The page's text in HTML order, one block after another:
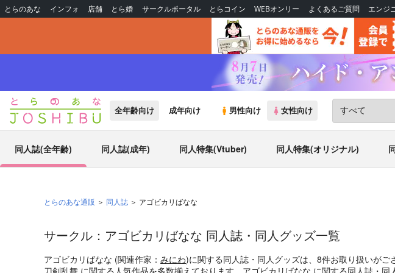
とらのあな インフォ 店舗 とら婚 サークルポータル とらコイン WEBオンリー よくあるご質問 エンジ
全年齢向け 成年向け 男性向け 女性向け
同人誌(全年齢) 同人誌(成年) 同人特集(Vtuber) 同人特集(オリジナル)
とらのあな通販 同人誌 アゴビカリばなな
サークル：アゴビカリばなな 同人誌・同人グッズ一覧
アゴビカリばなな (関連作家： みにわ)に関する同人誌・同人グッズは、8件お取り扱いがご
刀剣乱舞 に関する人気作品を多数揃えております。アゴビカリばなな に関する同人誌・同